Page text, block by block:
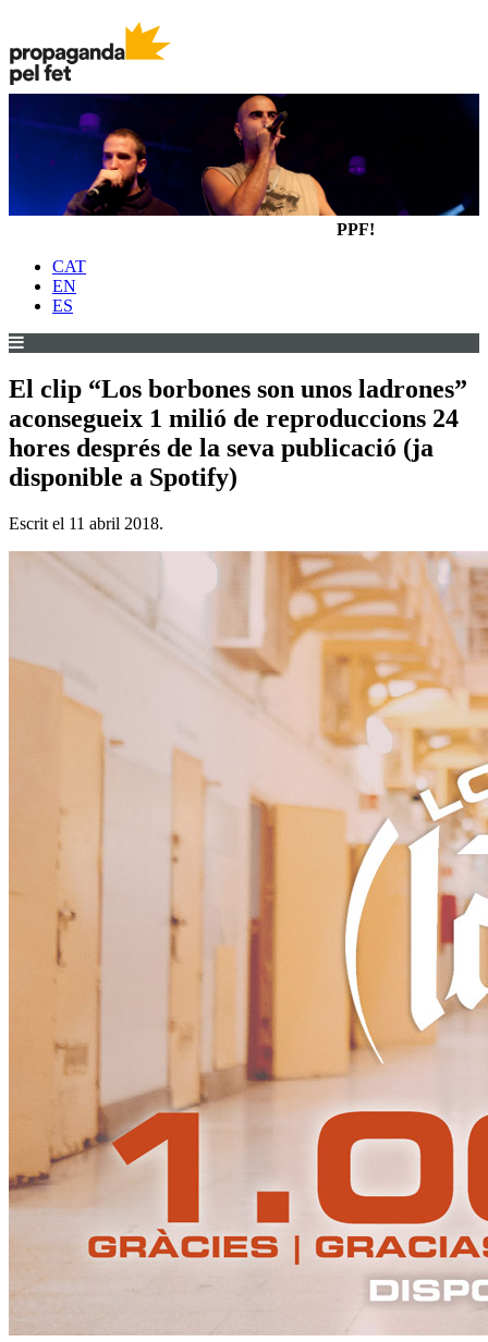
PPF!
CAT
EN
ES
El clip “Los borbones son unos ladrones”
aconsegueix 1 milió de reproduccions 24
hores després de la seva publicació (ja
disponible a Spotify)
Escrit el 11 abril 2018.